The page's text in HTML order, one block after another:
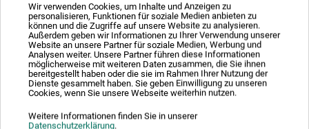
Wir verwenden Cookies, um Inhalte und Anzeigen zu
personalisieren, Funktionen für soziale Medien anbieten zu
können und die Zugriffe auf unsere Website zu analysieren.
Außerdem geben wir Informationen zu Ihrer Verwendung unserer
Website an unsere Partner für soziale Medien, Werbung und
Analysen weiter. Unsere Partner führen diese Informationen
möglicherweise mit weiteren Daten zusammen, die Sie ihnen
bereitgestellt haben oder die sie im Rahmen Ihrer Nutzung der
Dienste gesammelt haben. Sie geben Einwilligung zu unseren
Cookies, wenn Sie unsere Webseite weiterhin nutzen.
Weitere Informationen finden Sie in unserer
Datenschutzerklärung.
Begonia Pink RV14